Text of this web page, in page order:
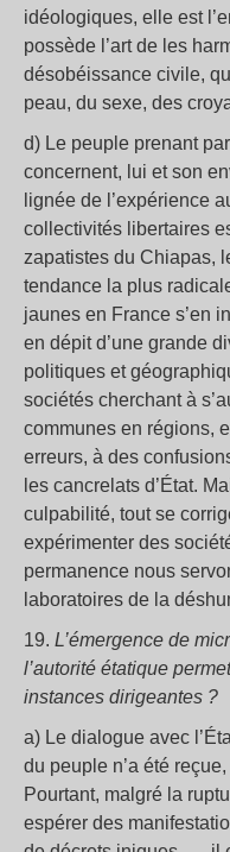
idéologiques, elle est
possède l’art de les
désobéissance civile,
peau, du sexe, des
d) Le peuple prenant
concernent, lui et son
lignée de l’expérience
collectivités libertaires
zapatistes du Chiapas,
tendance la plus
jaunes en France s’en
en dépit d’une grande
politiques et
sociétés cherchant à
communes en régions,
erreurs, à des
les cancrelats d’État.
culpabilité, tout se
expérimenter des
permanence nous
laboratoires de la
19. L’émergence de
l’autorité étatique
instances dirigeantes ?
a) Le dialogue avec
du peuple n’a été
Pourtant, malgré la
espérer des